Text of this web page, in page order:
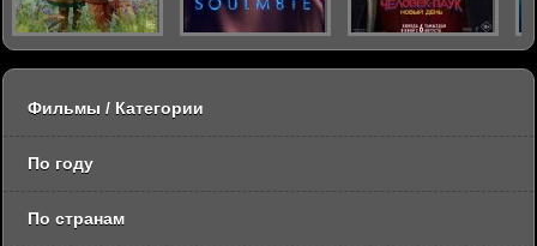
Фильмы / Категории
По году
По странам